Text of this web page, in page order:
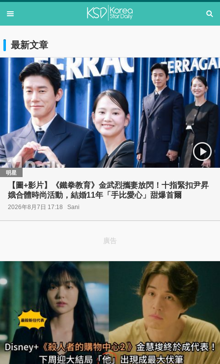
最新文章
明星
【圖+影片】《鐵拳教育》金武烈攜妻放閃！十指緊扣尹昇
娥合體時尚活動，結婚11年「手比愛心」甜爆首爾
2026年8月7日 17:18 Sani
廣告